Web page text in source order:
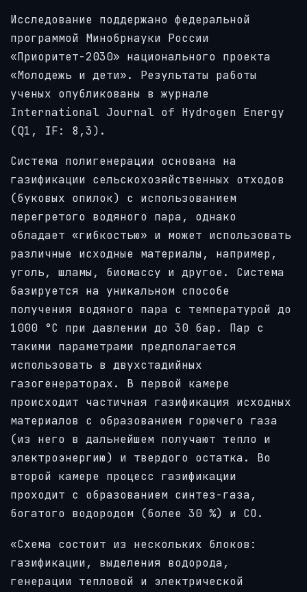
Исследование поддержано федеральной
программой Минобрнауки России
«Приоритет-2030» национального проекта
«Молодежь и дети». Результаты работы
ученых опубликованы в журнале
International Journal of Hydrogen Energy
(Q1, IF: 8,3).
Система полигенерации основана на
газификации сельскохозяйственных отходов
(буковых опилок) с использованием
перегретого водяного пара, однако
обладает «гибкостью» и может использовать
различные исходные материалы, например,
уголь, шламы, биомассу и другое. Система
базируется на уникальном способе
получения водяного пара с температурой до
1000 °C при давлении до 30 бар. Пар с
такими параметрами предполагается
использовать в двухстадийных
газогенераторах. В первой камере
происходит частичная газификация исходных
материалов с образованием горючего газа
(из него в дальнейшем получают тепло и
электроэнергию) и твердого остатка. Во
второй камере процесс газификации
проходит с образованием синтез-газа,
богатого водородом (более 30 %) и CO.
«Схема состоит из нескольких блоков:
газификации, выделения водорода,
генерации тепловой и электрической